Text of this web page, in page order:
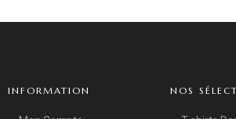
INFORMATION NOS